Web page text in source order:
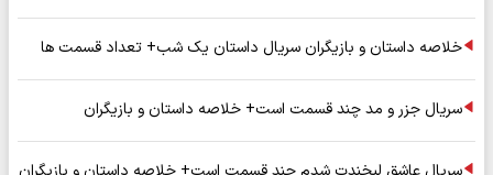
خلاصه داستان و بازیگران سریال داستان یک شب+ تعداد قسمت ها
سریال جزر و مد چند قسمت است+ خلاصه داستان و بازیگران